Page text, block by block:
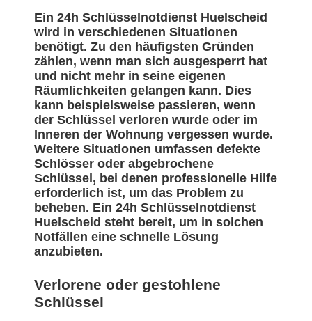
Ein 24h Schlüsselnotdienst Huelscheid
wird in verschiedenen Situationen
benötigt. Zu den häufigsten Gründen
zählen, wenn man sich ausgesperrt hat
und nicht mehr in seine eigenen
Räumlichkeiten gelangen kann. Dies
kann beispielsweise passieren, wenn
der Schlüssel verloren wurde oder im
Inneren der Wohnung vergessen wurde.
Weitere Situationen umfassen defekte
Schlösser oder abgebrochene
Schlüssel, bei denen professionelle Hilfe
erforderlich ist, um das Problem zu
beheben. Ein 24h Schlüsselnotdienst
Huelscheid steht bereit, um in solchen
Notfällen eine schnelle Lösung
anzubieten.
Verlorene oder gestohlene
Schlüssel